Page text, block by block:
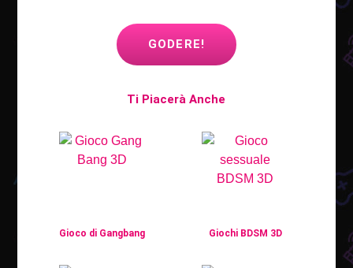
GODERE!
Ti Piacerà Anche
Gioco di Gangbang Giochi BDSM 3D